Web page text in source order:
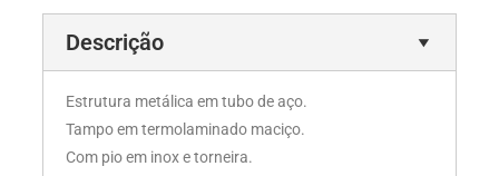
Descrição
Estrutura metálica em tubo de aço.
Tampo em termolaminado maciço.
Com pio em inox e torneira.